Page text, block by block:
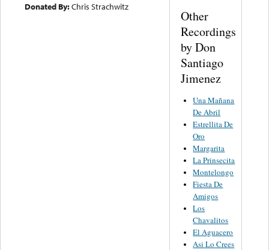
Donated By:Chris Strachwitz
Other
Recordings
by Don
Santiago
Jimenez
Una Mañana
De Abril
Estrellita De
Oro
Margarita
La Prinsecita
Montelongo
Fiesta De
Amigos
Los
Chavalitos
El Aguacero
Asi Lo Crees